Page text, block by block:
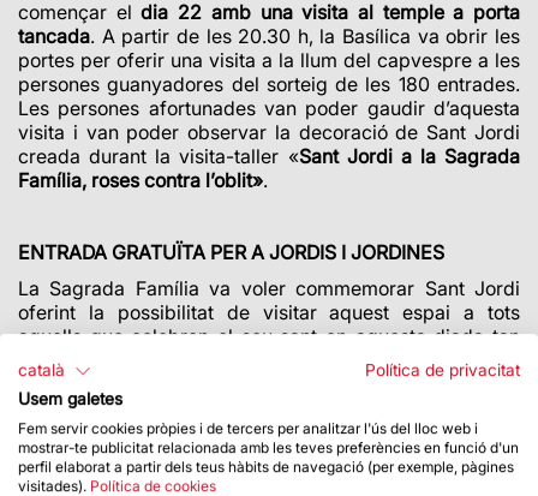
començar eldia 22 amb una visita al temple a porta
tancada. A partir de les 20.30 h, la Basílica va obrir les
portes per oferir una visita a la llum del capvespre a les
persones guanyadores del sorteig de les 180 entrades.
Les persones afortunades van poder gaudir d’aquesta
visita i van poder observar la decoració de Sant Jordi
creada durant la visita-taller «Sant Jordi a la Sagrada
Família, roses contra l’oblit».
ENTRADA GRATUÏTA PER A JORDIS I JORDINES
La Sagrada Família va voler commemorar Sant Jordi
oferint la possibilitat de visitar aquest espai a tots
aquells que celebren el seu sant en aquesta diada tan
assenyalada. Així doncs, el Dia de Sant Jordi, en l’horari
d’obertura de la Basílica al públic, hi va haver l’accés
gratuït i sense necessitat de reserva per a tots els
Jordines, Jorges i Georginesque volguessin visitar-la.
Van poder venir amb un acompanyant.
català
Política de privacitat
Usem galetes
Fem servir cookies pròpies i de tercers per analitzar l'ús del lloc web i
mostrar-te publicitat relacionada amb les teves preferències en funció d'un
perfil elaborat a partir dels teus hàbits de navegació (per exemple, pàgines
visitades). Política de cookies